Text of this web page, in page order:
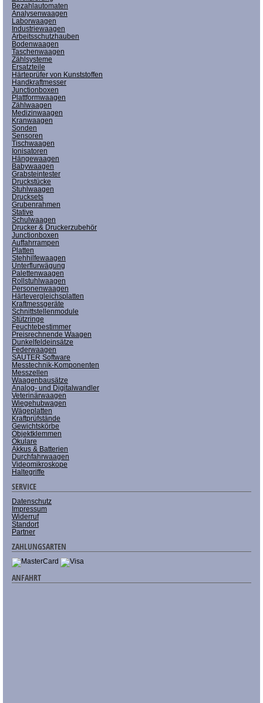
Bezahlautomaten
Analysenwaagen
Laborwaagen
Industriewaagen
Arbeitsschutzhauben
Bodenwaagen
Taschenwaagen
Zählsysteme
Ersatzteile
Härteprüfer von Kunststoffen
Handkraftmesser
Junctionboxen
Plattformwaagen
Zählwaagen
Medizinwaagen
Kranwaagen
Sonden
Sensoren
Tischwaagen
Ionisatoren
Hängewaagen
Babywaagen
Grabsteintester
Druckstücke
Stuhlwaagen
Drucksets
Grubenrahmen
Stative
Schulwaagen
Drucker & Druckerzubehör
Junctionboxen
Auffahrrampen
Platten
Stehhilfewaagen
Unterflurwägung
Palettenwaagen
Rollstuhlwaagen
Personenwaagen
Härtevergleichsplatten
Kraftmessgeräte
Schnittstellenmodule
Stützringe
Feuchtebestimmer
Preisrechnende Waagen
Dunkelfeldeinsätze
Federwaagen
SAUTER Software
Messtechnik-Komponenten
Messzellen
Waagenbausätze
Analog- und Digitalwandler
Veterinärwaagen
Wiegehubwagen
Wägeplatten
Kraftprüfstände
Gewichtskörbe
Objektklemmen
Okulare
Akkus & Batterien
Durchfahrwaagen
Videomikroskope
Haltegriffe
SERVICE
Datenschutz
Impressum
Widerruf
Standort
Partner
ZAHLUNGSARTEN
ANFAHRT